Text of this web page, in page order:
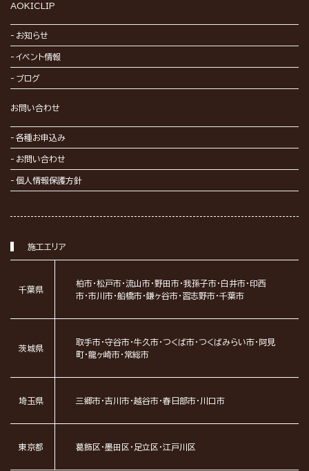
AOKICLIP
お知らせ
イベント情報
ブログ
お問い合わせ
各種お申込み
お問い合わせ
個人情報保護方針
施工エリア
千葉県
柏市・松戸市・流山市・野田市・我孫子市・白井市・印西
市・市川市・船橋市・鎌ヶ谷市・習志野市・千葉市
茨城県
取手市・守谷市・牛久市・つくば市・つくばみらい市・阿見
町・龍ヶ崎市・常総市
埼玉県 三郷市・吉川市・越谷市・春日部市・川口市
東京都 葛飾区・墨田区・足立区・江戸川区